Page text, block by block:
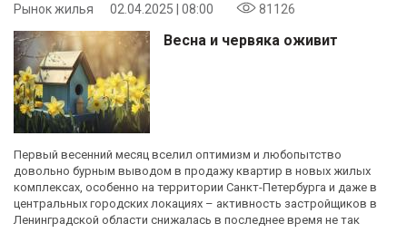
Рынок жилья 02.04.2025 | 08:00 81126
Весна и червяка оживит
Первый весенний месяц вселил оптимизм и любопытство
довольно бурным выводом в продажу квартир в новых жилых
комплексах, особенно на территории Санкт-Петербурга и даже в
центральных городских локациях – активность застройщиков в
Ленинградской области снижалась в последнее время не так